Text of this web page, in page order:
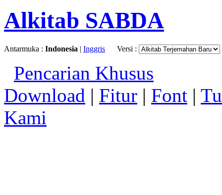
Alkitab SABDA
Antarmuka : Indonesia | Inggris Versi :
Pencarian Khusus
Download | Fitur | Font |
Kami